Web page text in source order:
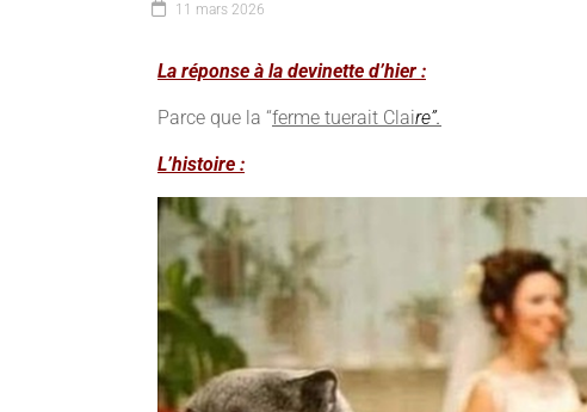
11 mars 2026
La réponse à la devinette d’hier :
Parce que la “ferme tuerait Claire”.
L’histoire :